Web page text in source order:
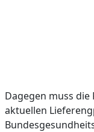
Dagegen muss
aktuellen